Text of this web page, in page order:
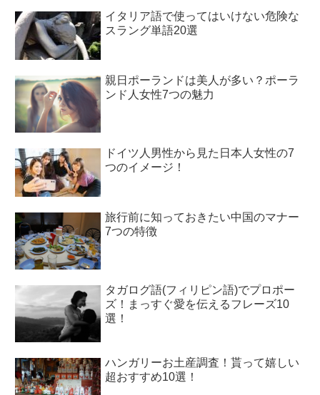
イタリア語で使ってはいけない危険な
スラング単語20選
親日ポーランドは美人が多い？ポーラ
ンド人女性7つの魅力
ドイツ人男性から見た日本人女性の7
つのイメージ！
旅行前に知っておきたい中国のマナー
7つの特徴
タガログ語(フィリピン語)でプロポー
ズ！まっすぐ愛を伝えるフレーズ10
選！
ハンガリーお土産調査！貰って嬉しい
超おすすめ10選！